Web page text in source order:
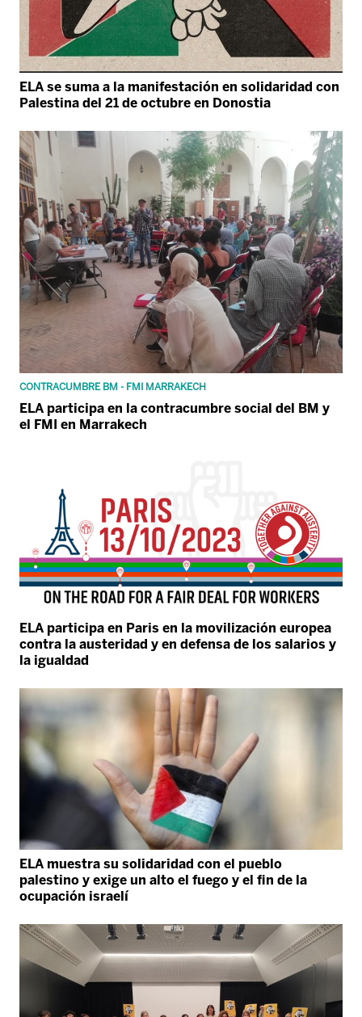
ELA se suma a la manifestación en solidaridad con
Palestina del 21 de octubre en Donostia
CONTRACUMBRE BM - FMI MARRAKECH
ELA participa en la contracumbre social del BM y
el FMI en Marrakech
ELA participa en Paris en la movilización europea
contra la austeridad y en defensa de los salarios y
la igualdad
ELA muestra su solidaridad con el pueblo
palestino y exige un alto el fuego y el fin de la
ocupación israelí